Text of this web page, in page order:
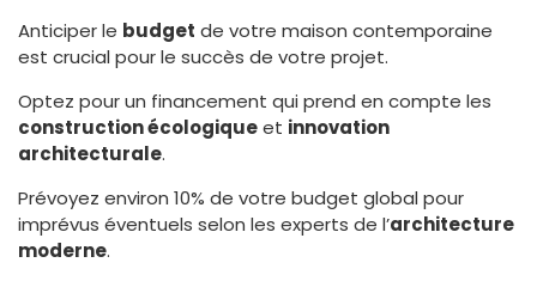
Anticiper le budget de votre maison contemporaine
est crucial pour le succès de votre projet.
Optez pour un financement qui prend en compte les
construction écologiqueet innovation
architecturale.
Prévoyez environ 10% de votre budget global pour
imprévus éventuels selon les experts de l’architecture
moderne.